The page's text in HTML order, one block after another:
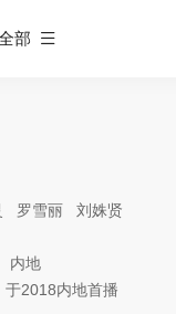
部
罗雪丽
刘姝贤
内地
于2018内地首播